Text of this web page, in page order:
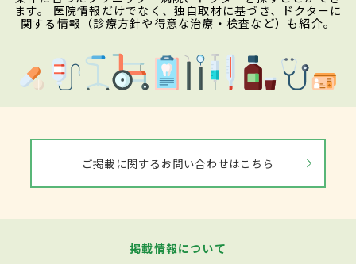
ます。 医院情報だけでなく、独自取材に基づき、ドクターに
関する情報（診療方針や得意な治療・検査など）も紹介。
ご掲載に関するお問い合わせはこちら
掲載情報について